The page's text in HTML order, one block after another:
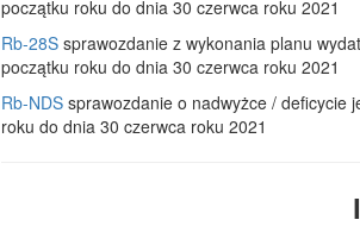
początku roku do dnia 30 czerwca roku 2021
Rb-28S sprawozdanie z wykonania planu
początku roku do dnia 30 czerwca roku 2021
Rb-NDS sprawozdanie o nadwyżce / deficycie
roku do dnia 30 czerwca roku 2021